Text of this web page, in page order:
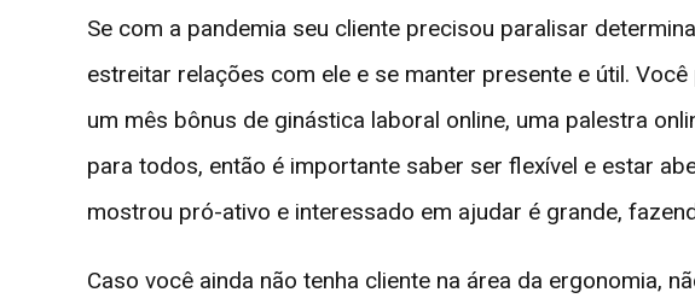
Se com a pandemia seu cliente precisou paralisar
estreitar relações com ele e se manter presente e útil.
um mês bônus de ginástica laboral online, uma palestra
para todos, então é importante saber ser flexível e estar
mostrou pró-ativo e interessado em ajudar é grande,
Caso você ainda não tenha cliente na área da ergonomia,